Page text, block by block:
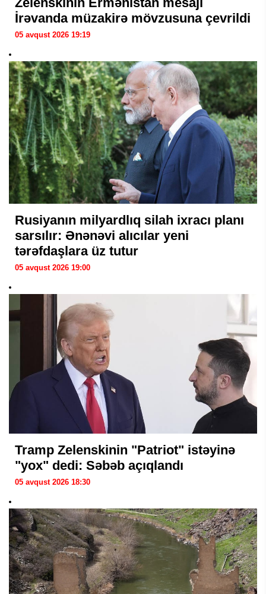
İrəvanda müzakirə mövzusuna çevrildi
05 avqust 2026 19:19
Rusiyanın milyardlıq silah ixracı planı
sarsılır: Ənənəvi alıcılar yeni
tərəfdaşlara üz tutur
05 avqust 2026 19:00
Tramp Zelenskinin "Patriot" istəyinə
"yox" dedi: Səbəb açıqlandı
05 avqust 2026 18:30